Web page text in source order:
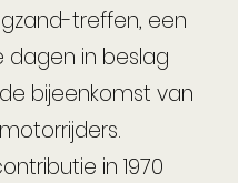
treffen, een
dagen in beslag
bijeenkomst van
motorrijders.
in 1970